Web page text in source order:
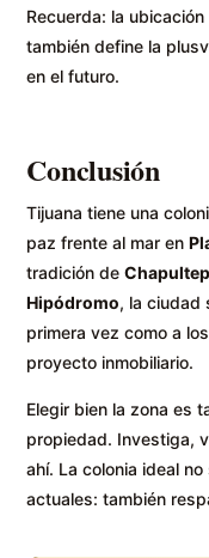
Recuerda: la
también define la
en el futuro.
Conclusión
Tijuana tiene una
paz frente al mar en
tradición de
Hipódromo, la ciudad
primera vez como a
proyecto inmobiliario.
Elegir bien la zona es
propiedad. Investiga,
ahí. La colonia ideal
actuales: también